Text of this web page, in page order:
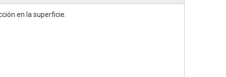
en la superficie.